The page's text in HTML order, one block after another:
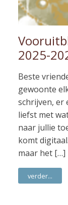
2025-
Beste
gewoonte
schrijven, er
liefst met
naar jullie
komt
maar het […]
verder...